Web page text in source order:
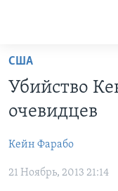
Перейти
основной
контент
навигации
ГЛАВНОЕ
НОВОСТИ ЗА
ИТОГИ
УЧИМ АНГЛИЙСКИЙ
НАША
ЭКСПЕРТИЗА
ИНТЕРВЬЮ
США
Убийство
очевидцев
Кейн Фарабo
21 Ноябрь, 2013 21:14